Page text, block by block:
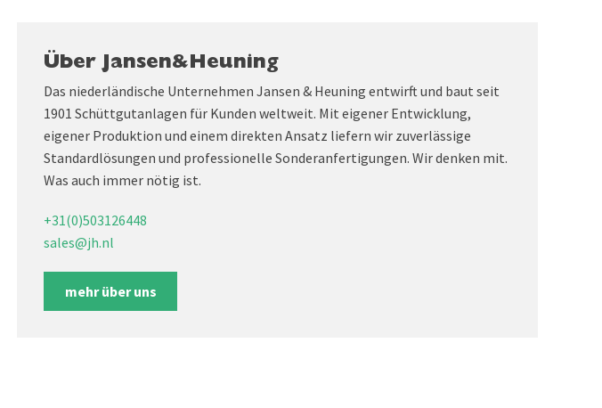
Über Jansen&Heuning
Das niederländische Unternehmen Jansen & Heuning entwirft und baut seit
1901 Schüttgutanlagen für Kunden weltweit. Mit eigener Entwicklung,
eigener Produktion und einem direkten Ansatz liefern wir zuverlässige
Standardlösungen und professionelle Sonderanfertigungen. Wir denken mit.
Was auch immer nötig ist.
+31(0)503126448
sales@jh.nl
mehr über uns